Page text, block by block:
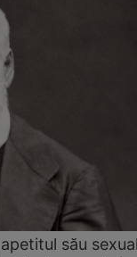
său